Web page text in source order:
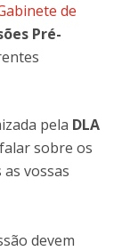
de
Pré-
pela DLA
sobre os
vossas
devem